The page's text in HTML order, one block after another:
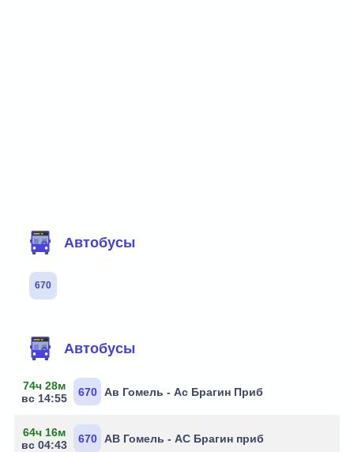
Автобусы
670
Автобусы
74ч 28м
вс 14:55
670 Ав Гомель - Ас Брагин Приб
64ч 16м
вс 04:43
670 АВ Гомель - АС Брагин приб